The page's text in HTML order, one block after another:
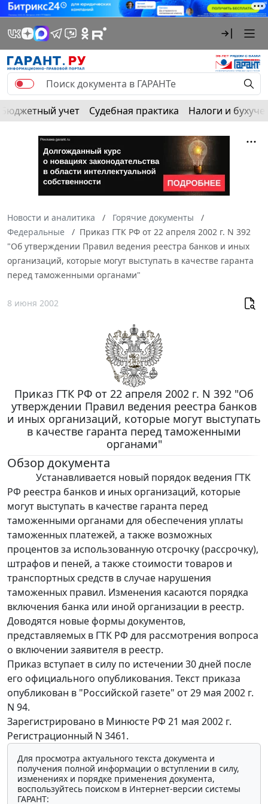
Бюджетный учет Судебная практика Налоги и
Новости и аналитика
Горячие документы
Федеральные
Приказ ГТК РФ от 22 апреля 2002 г. N 392
"Об утверждении Правил ведения реестра банков и иных
организаций, которые могут выступать в качестве гаранта
перед таможенными органами"
8 июня 2002
Приказ ГТК РФ от 22 апреля 2002 г. N 392 "Об
утверждении Правил ведения реестра банков
и иных организаций, которые могут выступать
в качестве гаранта перед таможенными
органами"
Обзор документа
Устанавливается новый порядок ведения ГТК
РФ реестра банков и иных организаций, которые
могут выступать в качестве гаранта перед
таможенными органами для обеспечения уплаты
таможенных платежей, а также возможных
процентов за использованную отсрочку (рассрочку),
штрафов и пеней, а также стоимости товаров и
транспортных средств в случае нарушения
таможенных правил. Изменения касаются порядка
включения банка или иной организации в реестр.
Доводятся новые формы документов,
представляемых в ГТК РФ для рассмотрения вопроса
о включении заявителя в реестр.
Приказ вступает в силу по истечении 30 дней после
его официального опубликования. Текст приказа
опубликован в "Российской газете" от 29 мая 2002 г.
N 94.
Зарегистрировано в Минюсте РФ 21 мая 2002 г.
Регистрационный N 3461.
Для просмотра актуального текста документа и
получения полной информации о вступлении в силу,
изменениях и порядке применения документа,
воспользуйтесь поиском в Интернет-версии системы
ГАРАНТ: